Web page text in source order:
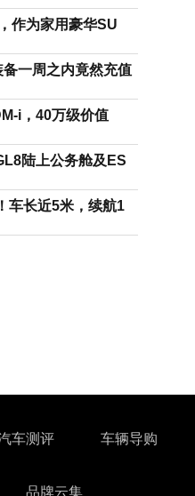
作为家用豪华SU
一周之内竟然充值
i，40万级价值
陆上公务舱及ES
车长近5米，续航1
车测评 车辆导购
品牌云集